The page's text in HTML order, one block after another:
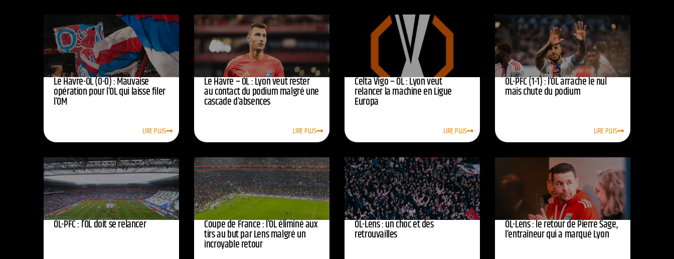
Le Havre-OL (0-0) : Mauvaise
opération pour l’OL qui laisse filer
l’OM
LIRE PLUS
Le Havre – OL : Lyon veut rester
au contact du podium malgré une
cascade d’absences
LIRE PLUS
Celta Vigo – OL : Lyon veut
relancer la machine en Ligue
Europa
LIRE PLUS
OL-PFC (1-1) : l’OL arrache le nul
mais chute du podium
LIRE PLUS
OL-PFC : l’OL doit se relancer Coupe de France : l’OL éliminé aux
tirs au but par Lens malgré un
incroyable retour
OL-Lens : un choc et des
retrouvailles
OL-Lens : le retour de Pierre Sage,
l’entraîneur qui a marqué Lyon